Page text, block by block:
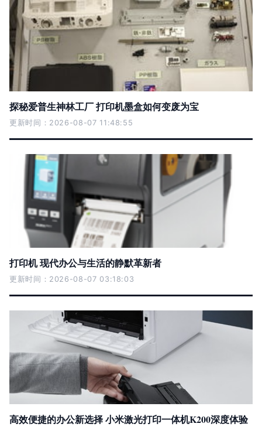
探秘爱普生神林工厂 打印机墨盒如何变废为宝
更新时间：2026-08-07 11:48:55
打印机 现代办公与生活的静默革新者
更新时间：2026-08-07 03:18:03
高效便捷的办公新选择 小米激光打印一体机K200深度体验